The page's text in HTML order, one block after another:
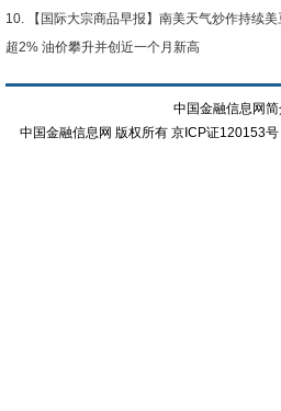
【国际大宗商品早报】南美天气炒作持续
超2% 油价攀升并创近一个月新高
中国金融信息网
中国金融信息网 版权所有 京ICP证120153号